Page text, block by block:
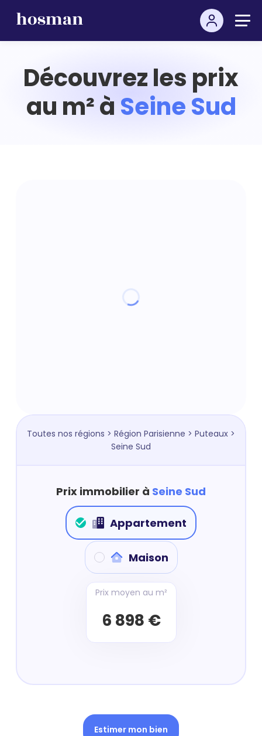
Découvrez les prix
au m² à Seine Sud
Toutes nos régions > Région Parisienne > Puteaux >
Seine Sud
Prix immobilier à Seine Sud
Appartement
Maison
Prix moyen au m²
6 898 €
Estimer mon bien